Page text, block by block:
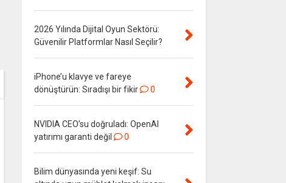
2026 Yılında Dijital Oyun Sektörü:
Güvenilir Platformlar Nasıl Seçilir?
iPhone’u klavye ve fareye
dönüştürün: Sıradışı bir fikir
0
NVIDIA CEO’su doğruladı: OpenAI
yatırımı garanti değil
0
Bilim dünyasında yeni keşif: Su